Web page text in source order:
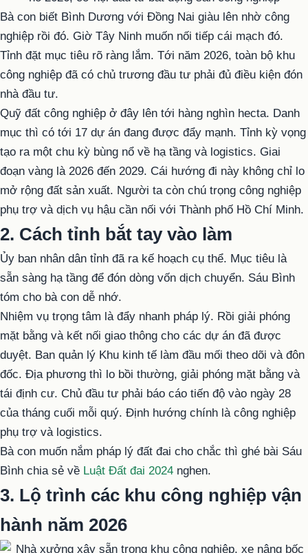
Bà con biết Bình Dương với Đồng Nai giàu lên nhờ công
nghiệp rồi đó. Giờ Tây Ninh muốn nối tiếp cái mạch đó.
Tỉnh đặt mục tiêu rõ ràng lắm. Tới năm 2026, toàn bộ khu
công nghiệp đã có chủ trương đầu tư phải đủ điều kiện đón
nhà đầu tư.
Quỹ đất công nghiệp ở đây lên tới hàng nghìn hecta. Danh
mục thì có tới 17 dự án đang được đẩy mạnh. Tỉnh kỳ vọng
tạo ra một chu kỳ bùng nổ về hạ tầng và logistics. Giai
đoạn vàng là 2026 đến 2029. Cái hướng đi này không chỉ lo
mở rộng đất sản xuất. Người ta còn chú trọng công nghiệp
phụ trợ và dịch vụ hậu cần nối với Thành phố Hồ Chí Minh.
2. Cách tỉnh bắt tay vào làm
Ủy ban nhân dân tỉnh đã ra kế hoạch cụ thể. Mục tiêu là
sẵn sàng hạ tầng để đón dòng vốn dịch chuyển. Sáu Bình
tóm cho bà con dễ nhớ.
Nhiệm vụ trọng tâm là đẩy nhanh pháp lý. Rồi giải phóng
mặt bằng và kết nối giao thông cho các dự án đã được
duyệt. Ban quản lý Khu kinh tế làm đầu mối theo dõi và đôn
đốc. Địa phương thì lo bồi thường, giải phóng mặt bằng và
tái định cư. Chủ đầu tư phải báo cáo tiến độ vào ngày 28
của tháng cuối mỗi quý. Định hướng chính là công nghiệp
phụ trợ và logistics.
Bà con muốn nắm pháp lý đất đai cho chắc thì ghé bài Sáu
Bình chia sẻ về Luật Đất đai 2024 nghen.
3. Lộ trình các khu công nghiệp vận
hành năm 2026